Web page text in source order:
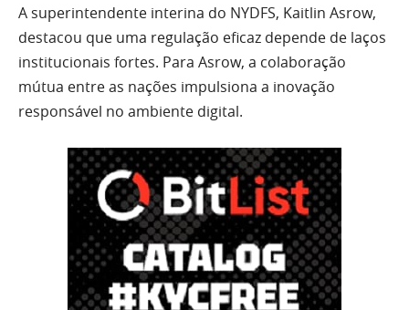
A superintendente interina do NYDFS, Kaitlin Asrow,
destacou que uma regulação eficaz depende de laços
institucionais fortes. Para Asrow, a colaboração
mútua entre as nações impulsiona a inovação
responsável no ambiente digital.